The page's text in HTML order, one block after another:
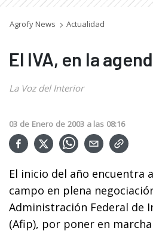
Agrofy News Actualidad
El IVA, en la
La Voz del Interior
03 de Enero de 2003 a las 08:16
El inicio del año encuentra
campo en plena
Administración Federal de
(Afip), por poner en